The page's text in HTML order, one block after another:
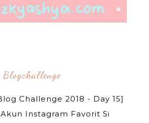
Blogchallenge
Challenge 2018 - Day 15]
Instagram Favorit Si